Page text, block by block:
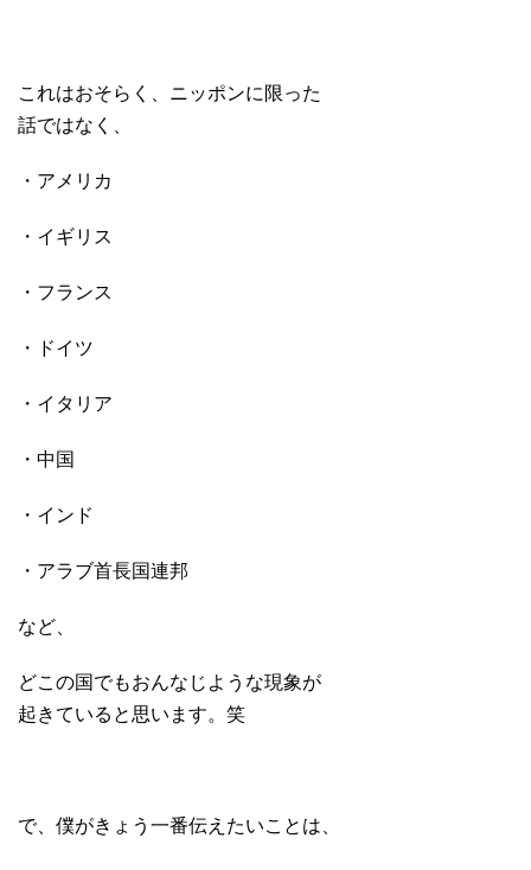
これはおそらく、ニッポンに限った
話ではなく、
・アメリカ
・イギリス
・フランス
・ドイツ
・イタリア
・中国
・インド
・アラブ首長国連邦
など、
どこの国でもおんなじような現象が
起きていると思います。笑
で、僕がきょう一番伝えたいことは、